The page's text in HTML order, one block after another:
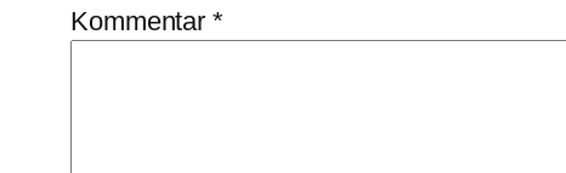
Kommentar*